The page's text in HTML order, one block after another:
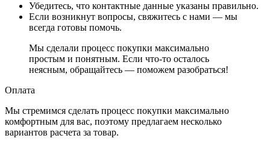
Убедитесь, что контактные данные указаны правильно.
Если возникнут вопросы, свяжитесь с нами — мы
всегда готовы помочь.
Мы сделали процесс покупки максимально
простым и понятным. Если что-то осталось
неясным, обращайтесь — поможем разобраться!
Оплата
Мы стремимся сделать процесс покупки максимально
комфортным для вас, поэтому предлагаем несколько
вариантов расчета за товар.